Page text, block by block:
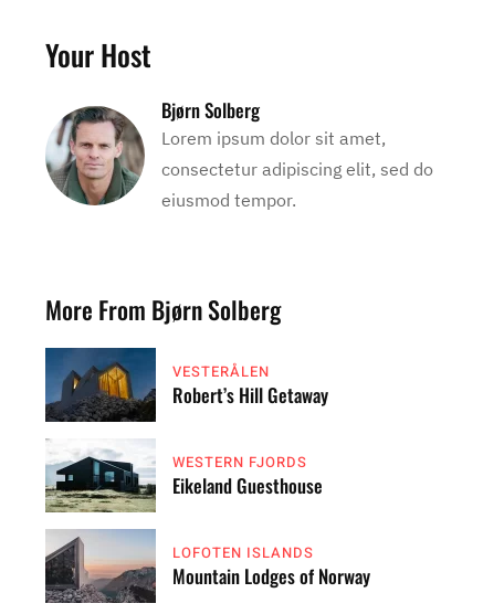
Your Host
Bjørn Solberg
Lorem ipsum dolor sit amet,
consectetur adipiscing elit, sed do
eiusmod tempor.
More From Bjørn Solberg
VESTERÅLEN
Robert’s Hill Getaway
WESTERN FJORDS
Eikeland Guesthouse
LOFOTEN ISLANDS
Mountain Lodges of Norway